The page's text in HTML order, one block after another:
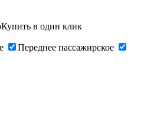
Купить в один клик
Переднее пассажирское